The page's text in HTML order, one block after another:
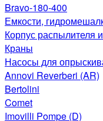
Bravo-180-400
Емкости,
Корпус распылителя
Краны
Насосы для
Annovi Reverberi (AR)
Bertolini
Comet
Imovilli Pompe (D)